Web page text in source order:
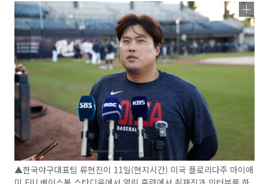
▲한국야구대표팀 류현진이 11일(현지시간) 미국 플로리다주 마이애